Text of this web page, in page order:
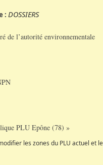
: DOSSIERS
de l’autorité environnementale
PLU Epône (78) »
les zones du PLU actuel